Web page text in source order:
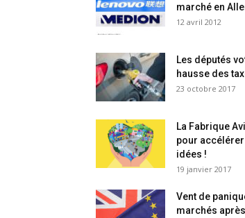
marché en
12 avril 2012
Les députés
hausse des
23 octobre 2017
La Fabrique
pour
idées !
19 janvier 2017
Vent de
marchés